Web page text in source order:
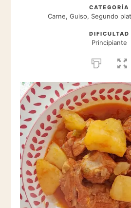
CATEGORÍA
Carne, Guiso, Segundo
DIFICULTAD
Principiante